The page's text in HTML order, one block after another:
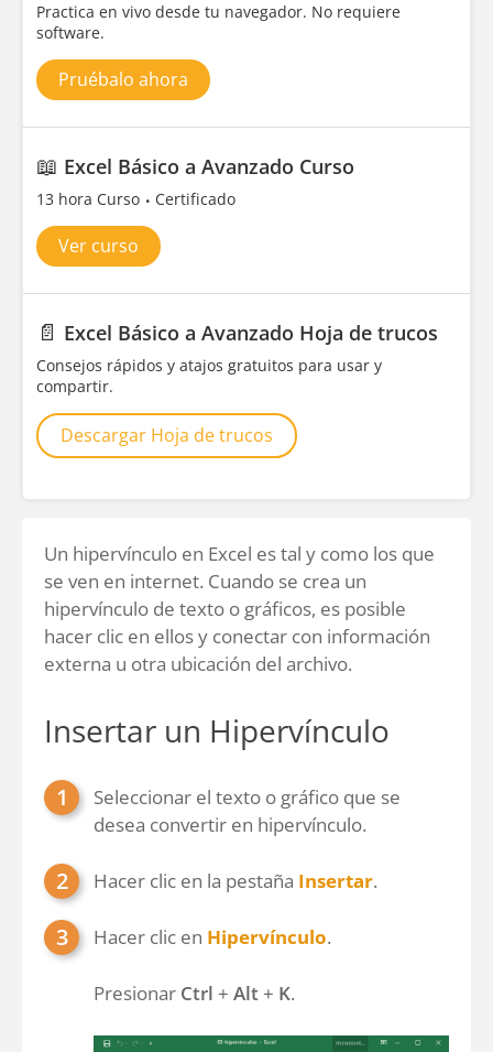
Practica en vivo desde tu navegador. No requiere
software.
Pruébalo ahora
📖 Excel Básico a Avanzado Curso
13 hora Curso Certificado
Ver curso
📄 Excel Básico a Avanzado Hoja de trucos
Consejos rápidos y atajos gratuitos para usar y
compartir.
Descargar Hoja de trucos
Un hipervínculo en Excel es tal y como los que
se ven en internet. Cuando se crea un
hipervínculo de texto o gráficos, es posible
hacer clic en ellos y conectar con información
externa u otra ubicación del archivo.
Insertar un Hipervínculo
Seleccionar el texto o gráfico que se
desea convertir en hipervínculo.
Hacer clic en la pestaña Insertar.
Hacer clic en Hipervínculo.
Presionar Ctrl + Alt + K.